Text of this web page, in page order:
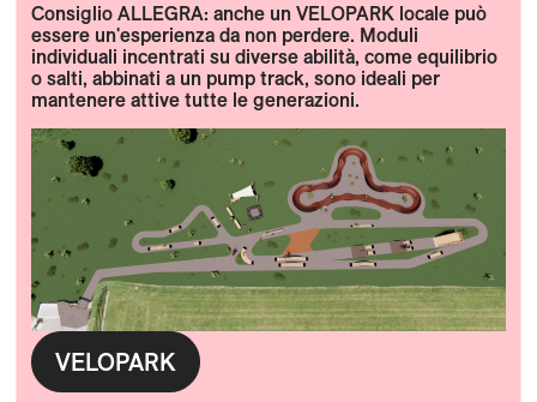
Consiglio ALLEGRA: anche un VELOPARK locale può
essere un'esperienza da non perdere. Moduli
individuali incentrati su diverse abilità, come equilibrio
o salti, abbinati a un pump track, sono ideali per
mantenere attive tutte le generazioni.
VELOPARK